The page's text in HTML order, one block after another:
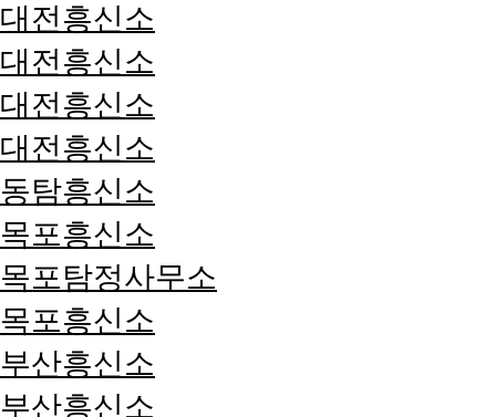
대전흥신소
대전흥신소
대전흥신소
대전흥신소
동탐흥신소
목포흥신소
목포탐정사무소
목포흥신소
부산흥신소
부산흥신소